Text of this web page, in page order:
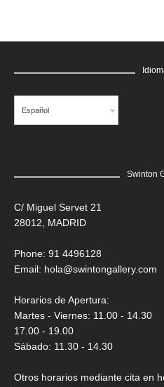
Español
Swinton
C/ Miguel Servet 21
28012, MADRID
Phone: 91 4496128
Email: hola@swintongallery.com
Horarios de Apertura:
Martes - Viernes: 11.00 - 14.30
17.00 - 19.00
Sábado: 11.30 - 14.30
Otros horarios mediante cita en